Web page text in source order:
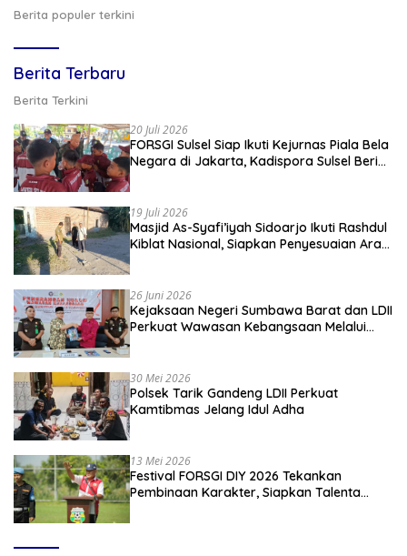
Berita populer terkini
Berita Terbaru
Berita Terkini
20 Juli 2026
FORSGI Sulsel Siap Ikuti Kejurnas Piala Bela
Negara di Jakarta, Kadispora Sulsel Beri
19 Juli 2026
Masjid As-Syafi’iyah Sidoarjo Ikuti Rashdul
Kiblat Nasional, Siapkan Penyesuaian Arah
26 Juni 2026
Kejaksaan Negeri Sumbawa Barat dan LDII
Perkuat Wawasan Kebangsaan Melalui
30 Mei 2026
Polsek Tarik Gandeng LDII Perkuat
Kamtibmas Jelang Idul Adha
13 Mei 2026
Festival FORSGI DIY 2026 Tekankan
Pembinaan Karakter, Siapkan Talenta